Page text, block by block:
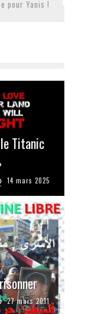
pour Yanis !
Titanic
14 mars 2025
27 mars 2011